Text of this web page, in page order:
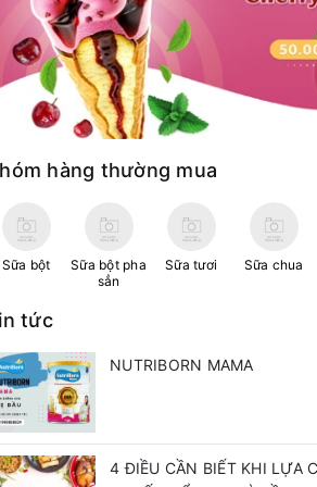
hàng thường mua
Sữa bột
Sữa bột pha
sẳn
Sữa tươi Sữa chua
tức
NUTRIBORN MAMA
4 ĐIỀU CẦN BIẾT KHI LỰA